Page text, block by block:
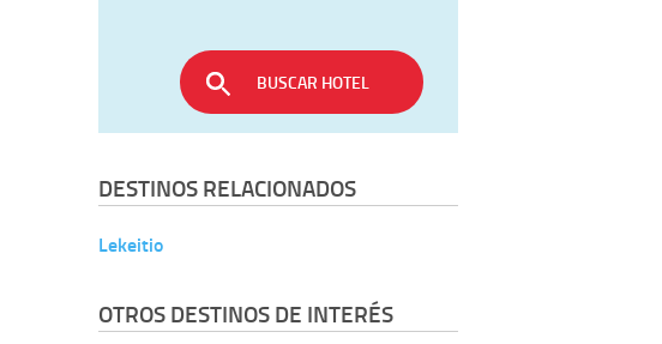
BUSCAR HOTEL
DESTINOS RELACIONADOS
Lekeitio
OTROS DESTINOS DE INTERÉS